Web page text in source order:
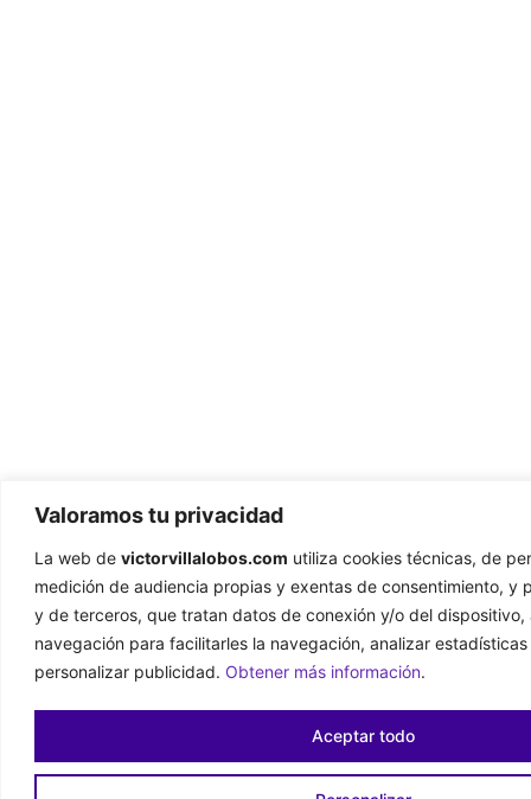
Valoramos tu privacidad
La web de victorvillalobos.com utiliza cookies técnicas, de
medición de audiencia propias y exentas de consentimiento, y
y de terceros, que tratan datos de conexión y/o del dispositivo,
navegación para facilitarles la navegación, analizar
personalizar publicidad. Obtener más información.
Aceptar todo